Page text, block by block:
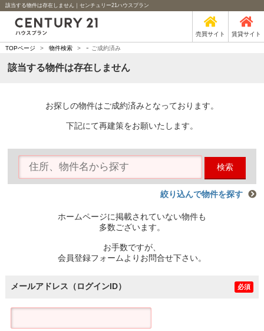
該当する物件は存在しません｜センチュリー21ハウスプラン
売買サイト 賃貸サイト
TOPページ > 物件検索 > - ご成約済み
該当する物件は存在しません
お探しの物件はご成約済みとなっております。
下記にて再建策をお願いたします。
検索
絞り込んで物件を探す
ホームページに掲載されていない物件も
多数ございます。
お手数ですが、
会員登録フォームよりお問合せ下さい。
メールアドレス（ログインID） 必須